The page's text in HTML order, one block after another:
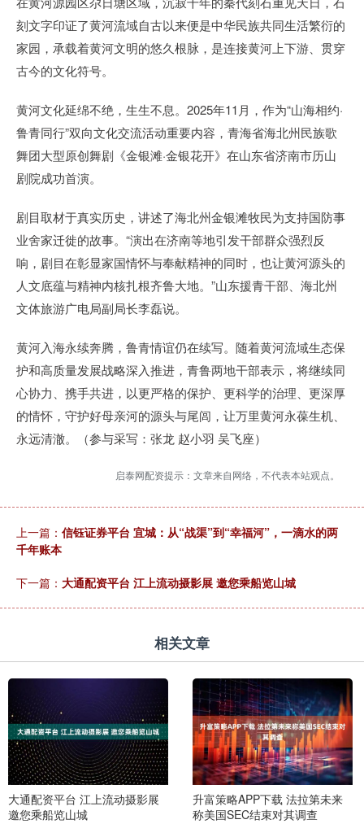
刻文字印证了黄河流域自古以来便是中华民族共同生活繁衍的
家园，承载着黄河文明的悠久根脉，是连接黄河上下游、贯穿
古今的文化符号。
黄河文化延绵不绝，生生不息。2025年11月，作为“山海相约·
鲁青同行”双向文化交流活动重要内容，青海省海北州民族歌
舞团大型原创舞剧《金银滩·金银花开》在山东省济南市历山
剧院成功首演。
剧目取材于真实历史，讲述了海北州金银滩牧民为支持国防事
业舍家迁徙的故事。“演出在济南等地引发干部群众强烈反
响，剧目在彰显家国情怀与奉献精神的同时，也让黄河源头的
人文底蕴与精神内核扎根齐鲁大地。”山东援青干部、海北州
文体旅游广电局副局长李磊说。
黄河入海永续奔腾，鲁青情谊仍在续写。随着黄河流域生态保
护和高质量发展战略深入推进，青鲁两地干部表示，将继续同
心协力、携手共进，以更严格的保护、更科学的治理、更深厚
的情怀，守护好母亲河的源头与尾闾，让万里黄河永葆生机、
永远清澈。（参与采写：张龙 赵小羽 吴飞座）
启泰网配资提示：文章来自网络，不代表本站观点。
上一篇： 信钰证券平台 宜城：从“战渠”到“幸福河”，一滴水的两
千年账本
下一篇： 大通配资平台 江上流动摄影展 邀您乘船览山城
相关文章
大通配资平台 江上流动摄影展
邀您乘船览山城
升富策略APP下载 法拉第未来
称美国SEC结束对其调查